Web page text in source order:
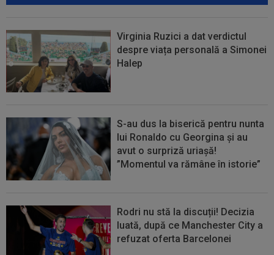
Virginia Ruzici a dat verdictul
despre viața personală a Simonei
Halep
S-au dus la biserică pentru nunta
lui Ronaldo cu Georgina și au
avut o surpriză uriașă!
”Momentul va rămâne în istorie”
Rodri nu stă la discuții! Decizia
luată, după ce Manchester City a
refuzat oferta Barcelonei